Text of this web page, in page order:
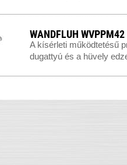
WANDFLUH
A kísérleti működtetésű
dugattyú és a hüvely